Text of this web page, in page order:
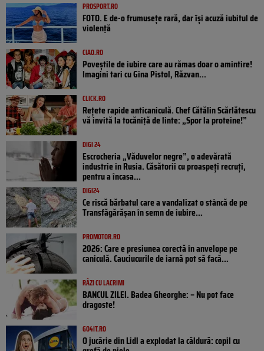
PROSPORT.RO
FOTO. E de-o frumusețe rară, dar își acuză iubitul de
violență
CIAO.RO
Poveştile de iubire care au rămas doar o amintire!
Imagini tari cu Gina Pistol, Răzvan...
CLICK.RO
Rețete rapide anticaniculă. Chef Cătălin Scărlătescu
vă invită la tocăniță de linte: „Spor la proteine!”
DIGI 24
Escrocheria „Văduvelor negre”, o adevărată
industrie în Rusia. Căsătorii cu proaspeți recruți,
pentru a încasa...
DIGI24
Ce riscă bărbatul care a vandalizat o stâncă de pe
Transfăgărășan în semn de iubire...
PROMOTOR.RO
2026: Care e presiunea corectă în anvelope pe
caniculă. Cauciucurile de iarnă pot să facă...
RÂZI CU LACRIMI
BANCUL ZILEI. Badea Gheorghe: – Nu pot face
dragoste!
GO4IT.RO
O jucărie din Lidl a explodat la căldură: copil cu